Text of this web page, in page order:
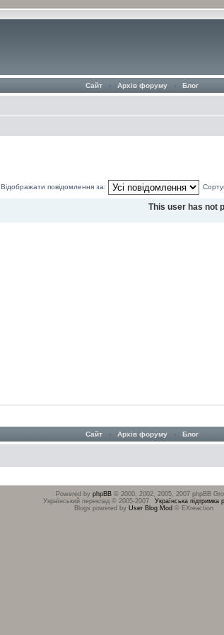
Сайт ‹ Архів форуму ‹ Блог
Відображати повідомлення за:
This user has not
Сайт ‹ Архів форуму ‹ Блог
Powered by phpBB © 2000, 2002, 2005, 2007 phpBB
Український переклад © 2005-2007
Українська підтримка
Blogs powered by User Blog Mod © EXreaction